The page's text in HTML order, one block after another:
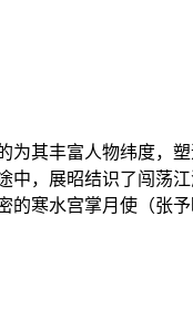
其丰富人物纬度，
，展昭结识了闯荡
寒水宫掌月使（张